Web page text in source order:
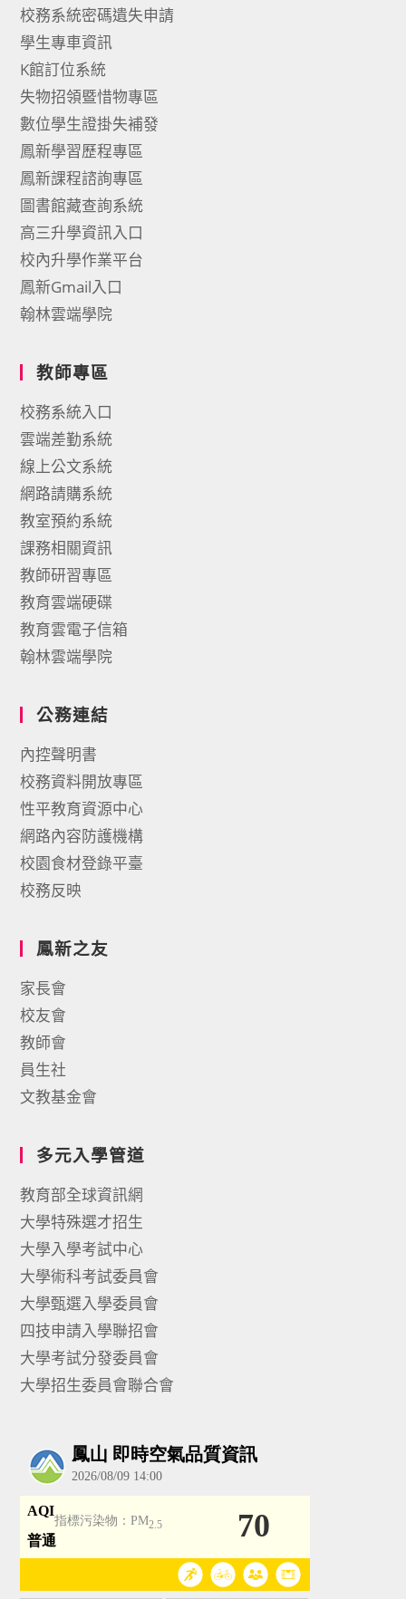
校務系統密碼遺失申請
學生專車資訊
K館訂位系統
失物招領暨惜物專區
數位學生證掛失補發
鳳新學習歷程專區
鳳新課程諮詢專區
圖書館藏查詢系統
高三升學資訊入口
校內升學作業平台
鳳新Gmail入口
翰林雲端學院
教師專區
校務系統入口
雲端差勤系統
線上公文系統
網路請購系統
教室預約系統
課務相關資訊
教師研習專區
教育雲端硬碟
教育雲電子信箱
翰林雲端學院
公務連結
內控聲明書
校務資料開放專區
性平教育資源中心
網路內容防護機構
校園食材登錄平臺
校務反映
鳳新之友
家長會
校友會
教師會
員生社
文教基金會
多元入學管道
教育部全球資訊網
大學特殊選才招生
大學入學考試中心
大學術科考試委員會
大學甄選入學委員會
四技申請入學聯招會
大學考試分發委員會
大學招生委員會聯合會